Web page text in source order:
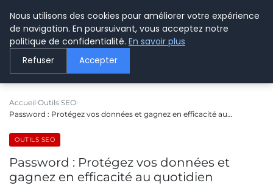
LE WEBMARKETING
Accueil Outils SEO
Password : Protégez vos données et gagnez en efficacité au…
OUTILS SEO
Password : Protégez vos données et
gagnez en efficacité au quotidien
Nous utilisons des cookies pour améliorer votre expérience
de navigation. En poursuivant, vous acceptez notre
politique de confidentialité. En savoir plus
Refuser Accepter